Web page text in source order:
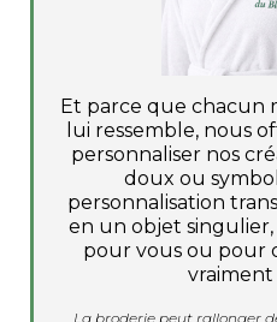
Et parce que chacun
lui ressemble, nous
personnaliser nos
doux ou
personnalisation
en un objet
pour vous ou pour
La broderie peut rallonger